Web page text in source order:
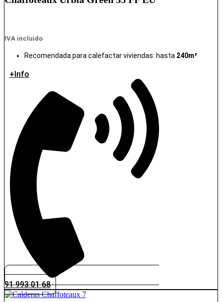
IVA incluido
Recomendada para calefactar viviendas: hasta 240m²
+Info
91 993 01 68